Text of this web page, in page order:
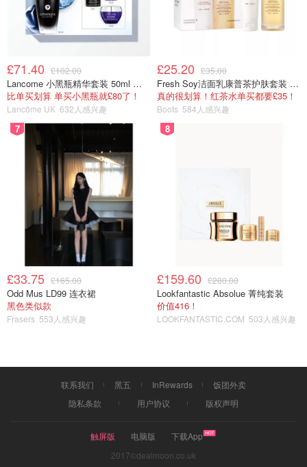
£71.40 £102.00
Lancome 小黑瓶精华套装 50ml 价值£162
比单买划算 单买小黑瓶就£80了！
Lancôme UK 632人感兴趣
£25.20 £35.00
Fresh Soy洁面乳康普茶护肤套装 100ml
真的很划算！红茶水单买都要£35！
Boots 584人感兴趣
7
£33.75 £165.00
Odd Mus LD99 连衣裙
黑色类似款
Frasers 553人感兴趣
8
£159.60 £280.00
Lookfantastic Absolue 菁纯套装
价值416！
LOOKFANTASTIC.COM 503人感兴趣
联系我们 黑五 InRewards
饭团外卖
隐私条款
用户协议 版权声明
触屏版 电脑版
下载App
2017©dealmoon.co.uk